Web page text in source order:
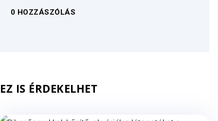
0 HOZZÁSZÓLÁS
EZ IS ÉRDEKELHET